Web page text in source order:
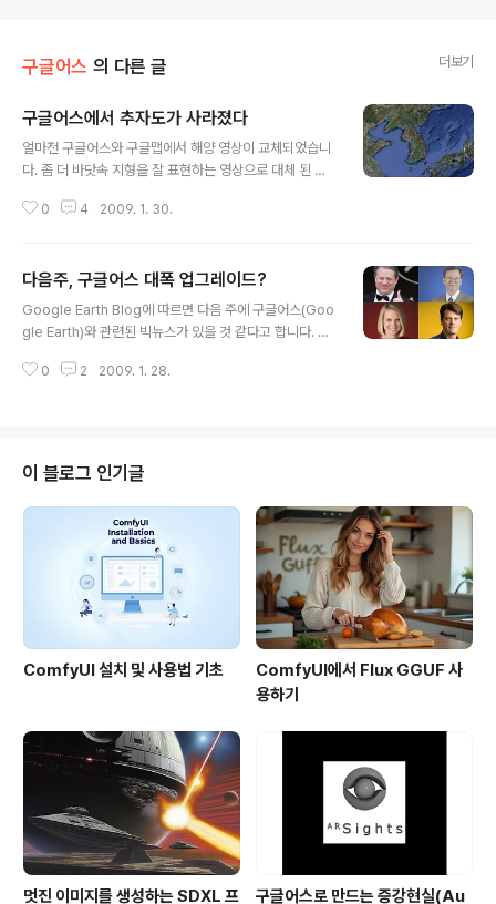
구글어스 의 다른 글 더보기
구글어스에서 추자도가 사라졌다
얼마전 구글어스와 구글맵에서 해양 영상이 교체되었습니
다. 좀 더 바닷속 지형을 잘 표현하는 영상으로 대체 된 것
는 우리나라 주변의 바다모습을 캡처한 것입니다. 황해는
(예 : Ogle Earth)이 먼 바다에 있는 섬들이 사라졌다는 글
을 올렸습니다. 그래서, 저도 혹시나 싶어 우리나라 주변을
찾아보던 중, 전라남도와 제주도 중간쯤에 있는 추자도를
되었습니다. 이걸 비교해서 보여드려야 하는데... 하고 고민
0 4 2009. 1. 30.
다음주, 구글어스 대폭 업그레이드?
Google Earth Blog에 따르면 다음 주에 구글어스(Goo
gle Earth)와 관련된 빅뉴스가 있을 것 같다고 합니다. 지
2월 2일에 샌프란시스코에서 "구글어스에 관한 특별한 공
a Mayer), 구글의 구글어스/구글맵 담당 최고책임자인 존
행크(John Hanke) 등이 발표할 예정이라고 하니, 정말
대단한 소식일 것만은 분명한 것 같습니다. 참고로, 지난번
이처럼 유명인사가 참석한 모임은 2006년 6월 구글어스
4.0을 발표했을 때라고 합니다. 그..
0 2 2009. 1. 28.
이 블로그 인기글
ComfyUI 설치 및 사용법 기초
ComfyUI에서 Flux GGUF 사
용하기
멋진 이미지를 생성하는 SDXL 프
구글어스로 만드는 증강현실(Au